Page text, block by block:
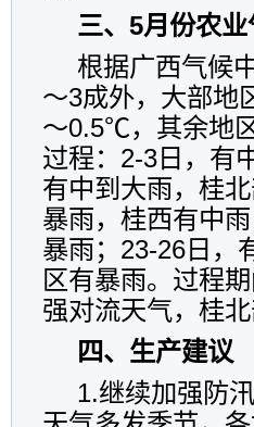
三、5月份农
根据广西气候
～3成外，大部地
～0.5℃，其余地
过程：2-3日，有
有中到大雨，桂
暴雨，桂西有中
暴雨；23-26日，
区有暴雨。过程
强对流天气，桂
四、生产建议
1.继续加强防